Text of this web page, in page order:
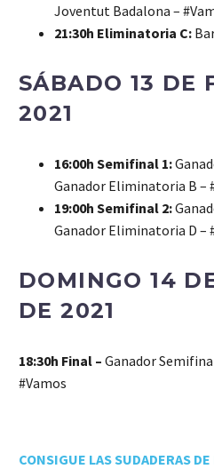
Joventut Badalona –
21:30h Eliminatoria C:
SÁBADO 13 DE
2021
16:00h Semifinal 1:
Ganador Eliminatoria B –
19:00h Semifinal 2:
Ganador Eliminatoria D –
DOMINGO 14
DE 2021
18:30h Final – Ganador
#Vamos
CONSIGUE LAS SUDADERAS